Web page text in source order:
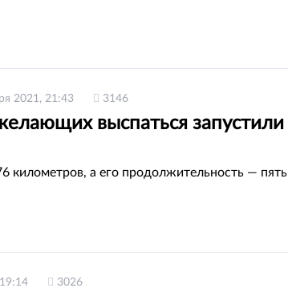
2021, 21:43 3146
выспаться запустили
километров, а его продолжительность — пять
3026